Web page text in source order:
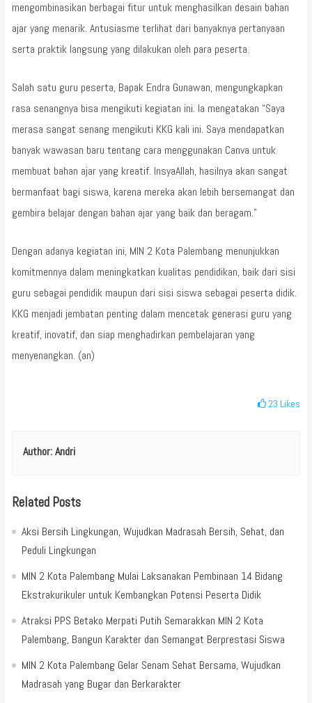
mengombinasikan berbagai fitur untuk menghasilkan desain bahan
ajar yang menarik. Antusiasme terlihat dari banyaknya pertanyaan
serta praktik langsung yang dilakukan oleh para peserta.
Salah satu guru peserta, Bapak Endra Gunawan, mengungkapkan
rasa senangnya bisa mengikuti kegiatan ini. Ia mengatakan “Saya
merasa sangat senang mengikuti KKG kali ini. Saya mendapatkan
banyak wawasan baru tentang cara menggunakan Canva untuk
membuat bahan ajar yang kreatif. InsyaAllah, hasilnya akan sangat
bermanfaat bagi siswa, karena mereka akan lebih bersemangat dan
gembira belajar dengan bahan ajar yang baik dan beragam.”
Dengan adanya kegiatan ini, MIN 2 Kota Palembang menunjukkan
komitmennya dalam meningkatkan kualitas pendidikan, baik dari sisi
guru sebagai pendidik maupun dari sisi siswa sebagai peserta didik.
KKG menjadi jembatan penting dalam mencetak generasi guru yang
kreatif, inovatif, dan siap menghadirkan pembelajaran yang
menyenangkan. (an)
23 Likes
Author:Andri
Related Posts
Aksi Bersih Lingkungan, Wujudkan Madrasah Bersih, Sehat, dan
Peduli Lingkungan
MIN 2 Kota Palembang Mulai Laksanakan Pembinaan 14 Bidang
Ekstrakurikuler untuk Kembangkan Potensi Peserta Didik
Atraksi PPS Betako Merpati Putih Semarakkan MIN 2 Kota
Palembang, Bangun Karakter dan Semangat Berprestasi Siswa
MIN 2 Kota Palembang Gelar Senam Sehat Bersama, Wujudkan
Madrasah yang Bugar dan Berkarakter